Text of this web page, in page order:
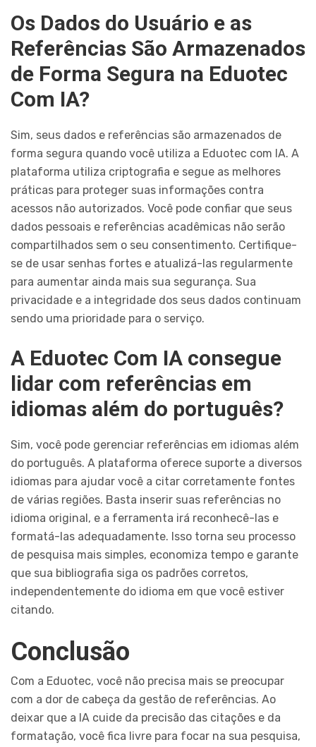
Os Dados do Usuário e as
Referências São Armazenados
de Forma Segura na Eduotec
Com IA?
Sim, seus dados e referências são armazenados de
forma segura quando você utiliza a Eduotec com IA. A
plataforma utiliza criptografia e segue as melhores
práticas para proteger suas informações contra
acessos não autorizados. Você pode confiar que seus
dados pessoais e referências acadêmicas não serão
compartilhados sem o seu consentimento. Certifique-
se de usar senhas fortes e atualizá-las regularmente
para aumentar ainda mais sua segurança. Sua
privacidade e a integridade dos seus dados continuam
sendo uma prioridade para o serviço.
A Eduotec Com IA consegue
lidar com referências em
idiomas além do português?
Sim, você pode gerenciar referências em idiomas além
do português. A plataforma oferece suporte a diversos
idiomas para ajudar você a citar corretamente fontes
de várias regiões. Basta inserir suas referências no
idioma original, e a ferramenta irá reconhecê-las e
formatá-las adequadamente. Isso torna seu processo
de pesquisa mais simples, economiza tempo e garante
que sua bibliografia siga os padrões corretos,
independentemente do idioma em que você estiver
citando.
Conclusão
Com a Eduotec, você não precisa mais se preocupar
com a dor de cabeça da gestão de referências. Ao
deixar que a IA cuide da precisão das citações e da
formatação, você fica livre para focar na sua pesquisa,